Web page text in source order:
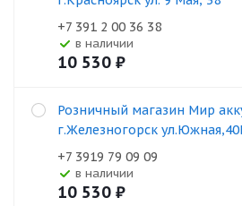
+7 391 2 00 36 38
В наличии
10 530 ₽
Розничный магазин Мир
г.Железногорск
+7 3919 79 09 09
В наличии
10 530 ₽